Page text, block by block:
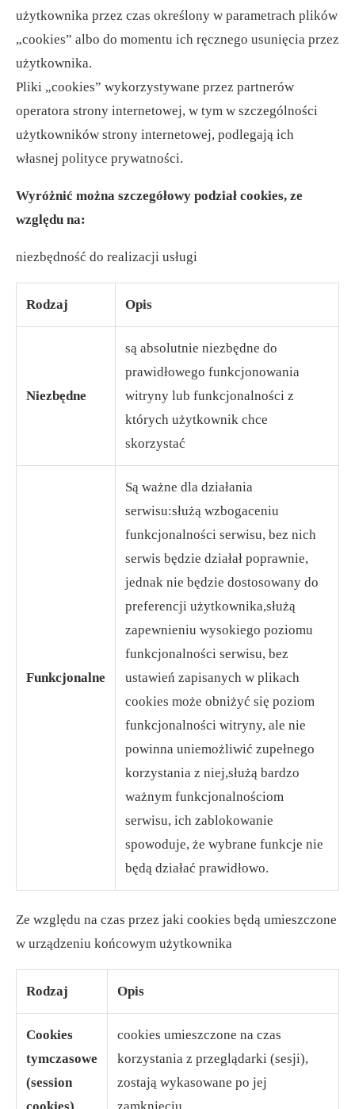
użytkownika przez czas określony w parametrach plików
„cookies” albo do momentu ich ręcznego usunięcia przez
użytkownika.
Pliki „cookies” wykorzystywane przez partnerów
operatora strony internetowej, w tym w szczególności
użytkowników strony internetowej, podlegają ich
własnej polityce prywatności.
Wyróżnić można szczegółowy podział cookies, ze
względu na:
niezbędność do realizacji usługi
Rodzaj Opis
Niezbędne
są absolutnie niezbędne do
prawidłowego funkcjonowania
witryny lub funkcjonalności z
których użytkownik chce
skorzystać
Funkcjonalne
Są ważne dla działania
serwisu:służą wzbogaceniu
funkcjonalności serwisu, bez nich
serwis będzie działał poprawnie,
jednak nie będzie dostosowany do
preferencji użytkownika,służą
zapewnieniu wysokiego poziomu
funkcjonalności serwisu, bez
ustawień zapisanych w plikach
cookies może obniżyć się poziom
funkcjonalności witryny, ale nie
powinna uniemożliwić zupełnego
korzystania z niej,służą bardzo
ważnym funkcjonalnościom
serwisu, ich zablokowanie
spowoduje, że wybrane funkcje nie
będą działać prawidłowo.
Ze względu na czas przez jaki cookies będą umieszczone
w urządzeniu końcowym użytkownika
Rodzaj Opis
Cookies
tymczasowe
(session
cookies umieszczone na czas
korzystania z przeglądarki (sesji),
zostają wykasowane po jej